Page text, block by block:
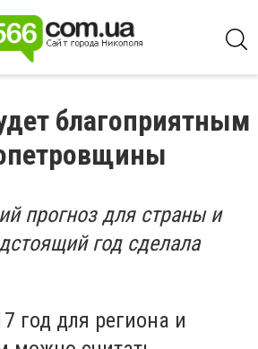
благоприятным
прогноз для страны и
год сделала
год для региона и